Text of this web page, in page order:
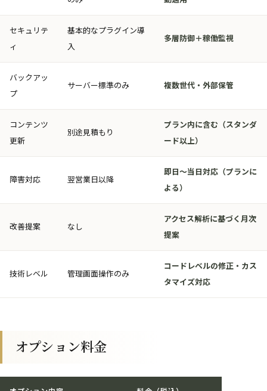
セキュリテ
ィ
基本的なプラグイン導
入
多層防御＋稼働監視
バックアッ
プ
サーバー標準のみ 複数世代・外部保管
コンテンツ
更新
別途見積もり
プラン内に含む（スタンダ
ード以上）
障害対応 翌営業日以降
即日〜当日対応（プランに
よる）
改善提案 なし
アクセス解析に基づく月次
提案
技術レベル 管理画面操作のみ
コードレベルの修正・カス
タマイズ対応
オプション料金